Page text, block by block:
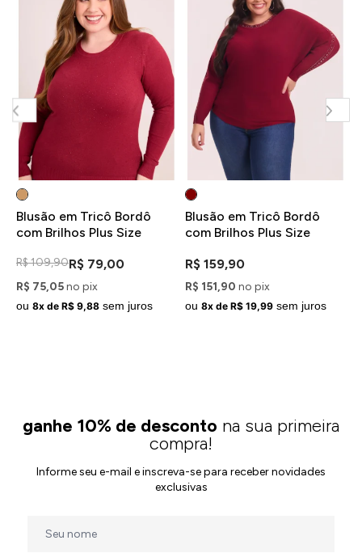
Blusão em Tricô Bordô
com Brilhos Plus Size
R$ 109,90R$ 79,00
R$ 75,05no pix
ou 8x de R$ 9,88 sem juros
Blusão em Tricô Bordô
com Brilhos Plus Size
R$ 159,90
R$ 151,90 no pix
ou 8x de R$ 19,99 sem juros
ganhe 10% de desconto na sua primeira
compra!
Informe seu e-mail e inscreva-se para receber novidades
exclusivas